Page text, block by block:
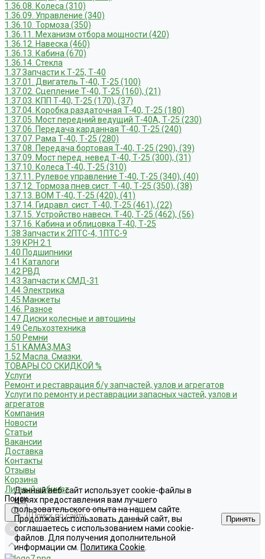
1.36.08. Колеса (310)
1.36.09. Управление (340)
1.36.10. Тормоза (350)
1.36.11. Механизм отбора мощности (420)
1.36.12. Навеска (460)
1.36.13. Кабина (670)
1.36.14. Стекла
1.37 Запчасти к Т-25, Т-40
1.37.01. Двигатель Т-40, Т-25 (100)
1.37.02. Сцепление Т-40, Т-25 (160), (21)
1.37.03. КПП Т-40, Т-25 (170), (37)
1.37.04. Коробка раздаточная Т-40, Т-25 (180)
1.37.05. Мост передний ведущий Т-40А, Т-25 (230)
1.37.06. Передача карданная Т-40, Т-25 (240)
1.37.07. Рама Т-40, Т-25 (280)
1.37.08. Передача бортовая Т-40, Т-25 (290), (39)
1.37.09. Мост перед. невед Т-40, Т-25 (300), (31)
1.37.10. Колеса Т-40, Т-25 (310)
1.37.11. Рулевое управление Т-40, Т-25 (340), (40)
1.37.12. Тормоза пнев.сист. Т-40, Т-25 (350), (38)
1.37.13. ВОМ Т-40, Т-25 (420), (41)
1.37.14. Гидравл. сист. Т-40, Т-25 (461), (22)
1.37.15. Устройство навесн. Т-40, Т-25 (462), (56)
1.37.16. Кабина и облицовка Т-40, Т-25
1.38 Запчасти к 2ПТС-4, 1ПТС-9
1.39 КРН 2.1
1.40 Подшипники
1.41 Каталоги
1.42 РВД
1.43 Запчасти к СМД-31
1.44 Электрика
1.45 Манжеты
1.46. Разное
1.47 Диски колесные и автошины
1.49 Сельхозтехника
1.50 Ремни
1.51 КАМАЗ,МАЗ
1.52 Масла. Смазки.
ТОВАРЫ СО СКИДКОЙ %
Услуги
Ремонт и реставрация б/у запчастей, узлов и агрегатов
Услуги по ремонту и реставрации запасных частей, узлов и
агрегатов
Компания
Новости
Статьи
Вакансии
Доставка
Контакты
Отзывы
Корзина
Личный кабинет
Поиск
Данный веб-сайт использует cookie-файлы в
целях предоставления вам лучшего
пользовательского опыта на нашем сайте.
Продолжая использовать данный сайт, вы
соглашаетесь с использованием нами cookie-
файлов. Для получения дополнительной
информации см. Политика Cookie
Принять